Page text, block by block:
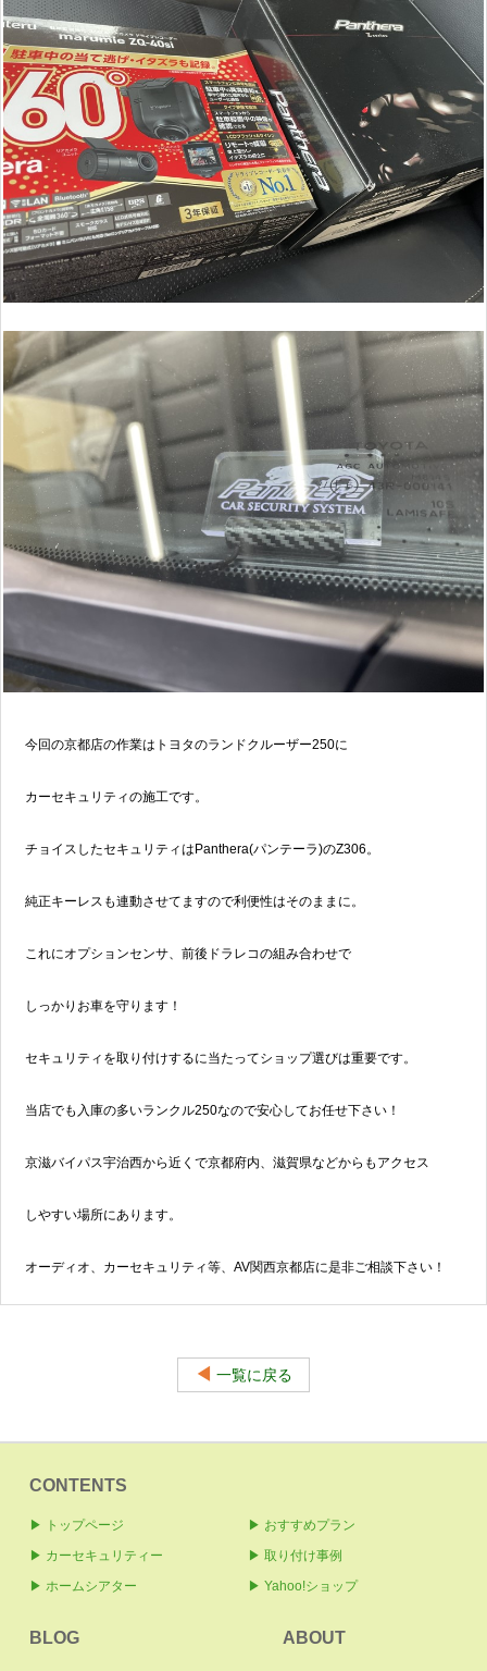
今回の京都店の作業はトヨタのランドクルーザー250に
カーセキュリティの施工です。
チョイスしたセキュリティはPanthera(パンテーラ)のZ306。
純正キーレスも連動させてますので利便性はそのままに。
これにオプションセンサ、前後ドラレコの組み合わせで
しっかりお車を守ります！
セキュリティを取り付けするに当たってショップ選びは重要です。
当店でも入庫の多いランクル250なので安心してお任せ下さい！
京滋バイパス宇治西から近くで京都府内、滋賀県などからもアクセス
しやすい場所にあります。
オーディオ、カーセキュリティ等、AV関西京都店に是非ご相談下さい！
◀ 一覧に戻る
CONTENTS
▶ トップページ
▶ おすすめプラン
▶ カーセキュリティー
▶ 取り付け事例
▶ ホームシアター
▶ Yahoo!ショップ
BLOG ABOUT